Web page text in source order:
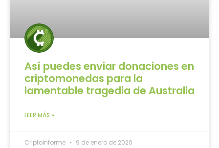
Así puedes enviar donaciones en
criptomonedas para la
lamentable tragedia de Australia
LEER MÁS »
Criptoinforme 9 de enero de 2020